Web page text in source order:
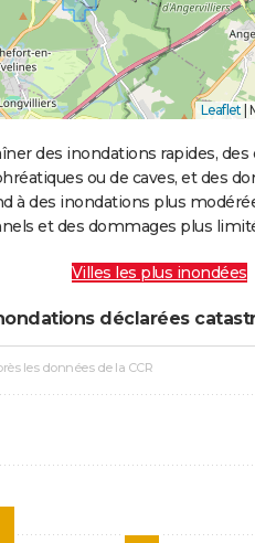
Leaflet
des inondations rapides,
ou de caves, et des
à des inondations plus
et des dommages plus
Villes les plus inondées
déclarées
les données de la CCR